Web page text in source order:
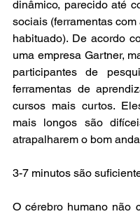
dinâmico, parecido até
sociais (ferramentas
habituado). De acordo
uma empresa Gartner,
participantes de
ferramentas de
cursos mais curtos.
mais longos são
atrapalharem o bom
3-7 minutos são
O cérebro humano não